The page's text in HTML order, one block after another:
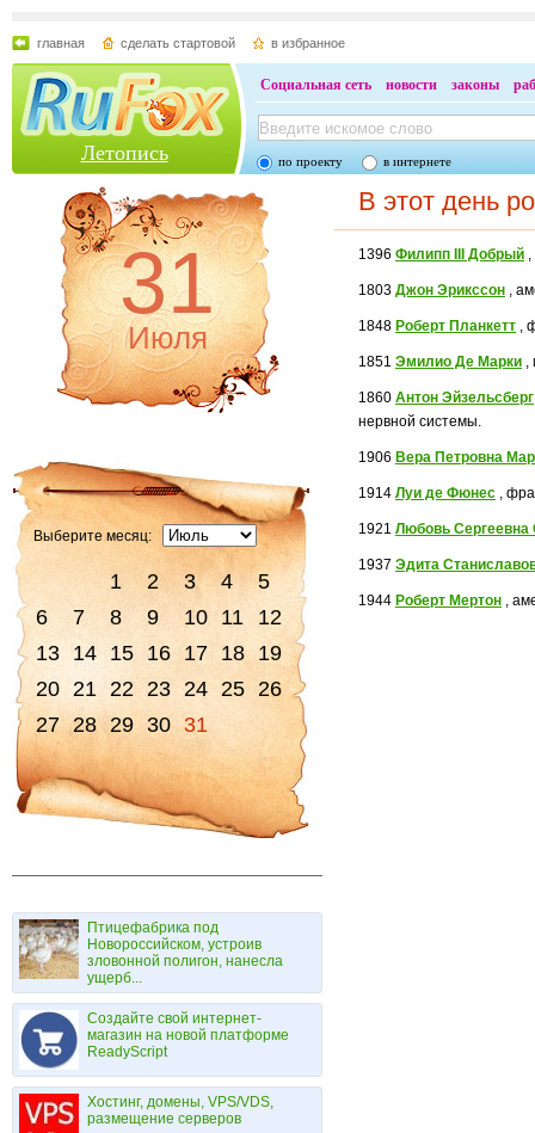
главная сделать стартовой в избранное
Летопись
Социальная сеть новости законы
по проекту в интернете
31
Июля
Выберите месяц:
1 2 3 4
5
6
7 8 9 10 11
12
13 14 15 16 17 18 19
20 21 22 23 24 25 26
27 28 29 30 31
Птицефабрика под
Новороссийском, устроив
зловонной полигон, нанесла
ущерб...
Создайте свой интернет-
магазин на новой платформе
ReadyScript
Хостинг, домены, VPS/VDS,
размещение серверов
В этот день
1396Филипп III Добрый
1803Джон Эрикссон ,
1848 Роберт Планкетт ,
1851Эмилио Де Марки ,
1860Антон Эйзельсберг
нервной системы.
1906 Вера Петровна
1914Луи де Фюнес ,
1921Любовь Сергеевна
1937Эдита
1944 Роберт Мертон ,